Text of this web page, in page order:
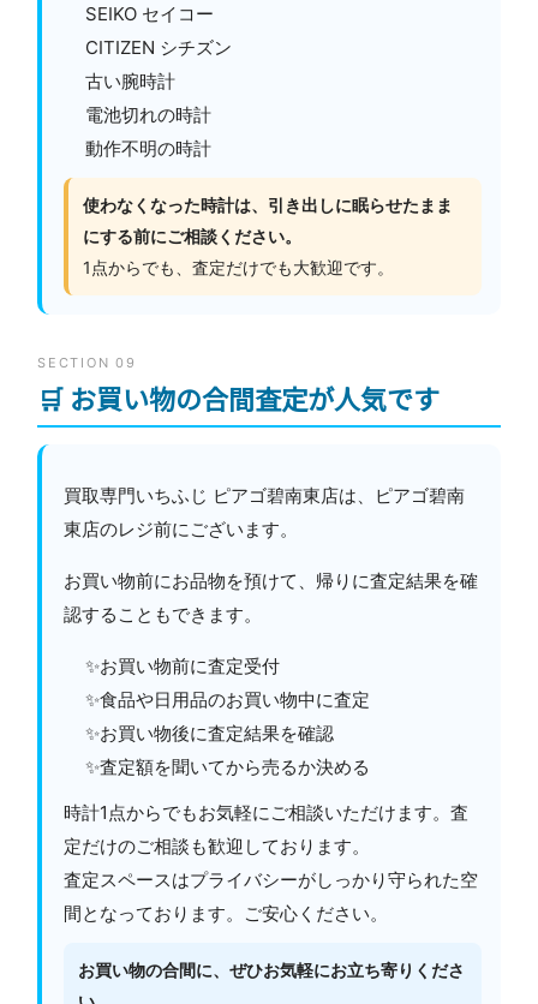
SEIKO セイコー
CITIZEN シチズン
古い腕時計
電池切れの時計
動作不明の時計
使わなくなった時計は、引き出しに眠らせたまま
にする前にご相談ください。
1点からでも、査定だけでも大歓迎です。
SECTION 09
🛒 お買い物の合間査定が人気です
買取専門いちふじ ピアゴ碧南東店は、ピアゴ碧南
東店のレジ前にございます。
お買い物前にお品物を預けて、帰りに査定結果を確
認することもできます。
✨お買い物前に査定受付
✨食品や日用品のお買い物中に査定
✨お買い物後に査定結果を確認
✨査定額を聞いてから売るか決める
時計1点からでもお気軽にご相談いただけます。査
定だけのご相談も歓迎しております。
査定スペースはプライバシーがしっかり守られた空
間となっております。ご安心ください。
お買い物の合間に、ぜひお気軽にお立ち寄りくださ